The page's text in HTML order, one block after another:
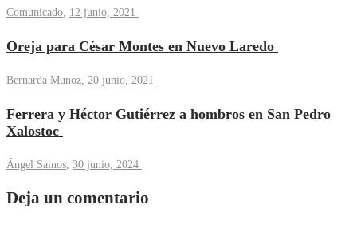
Comunicado, 12 junio, 2021
Oreja para César Montes en Nuevo Laredo
Bernarda Munoz, 20 junio, 2021
Ferrera y Héctor Gutiérrez a hombros en San Pedro
Xalostoc
Ángel Sainos, 30 junio, 2024
Deja un comentario